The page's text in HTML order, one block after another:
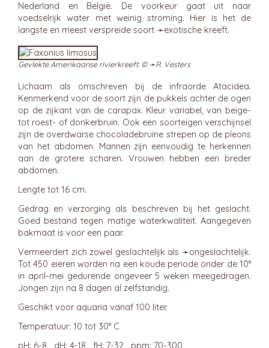
Nederland en België. De voorkeur gaat uit naar
voedselrijk water met weinig stroming. Hier is het de
langste en meest verspreide soort ➛exotische kreeft.
Gevlekte Amerikaanse rivierkreeft. © ➛R. Vesters
Lichaam als omschreven bij de infraorde Atacidea.
Kenmerkend voor de soort zijn de pukkels achter de ogen
op de zijkant van de carapax. Kleur variabel, van beige-
tot roest- of donkerbruin. Ook een soorteigen verschijnsel
zijn de overdwarse chocoladebruine strepen op de pleons
van het abdomen. Mannen zijn eenvoudig te herkennen
aan de grotere scharen. Vrouwen hebben een breder
abdomen.
Lengte tot 16 cm.
Gedrag en verzorging als beschreven bij het geslacht.
Goed bestand tegen matige waterkwaliteit. Aangegeven
bakmaat is voor een paar.
Vermeerdert zich zowel geslachtelijk als ➛ongeslachtelijk.
Tot 450 eieren worden na een koude periode onder de 10°
in april-mei gedurende ongeveer 5 weken meegedragen.
Jongen zijn na 8 dagen al zelfstandig.
Geschikt voor aquaria vanaf 100 liter.
Temperatuur: 10 tot 30° C
pH: 6-8 dH: 4-18 fH: 7-32 ppm: 70-300